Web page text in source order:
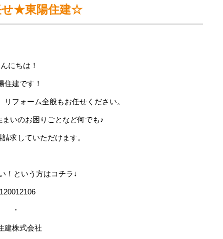
せ★東陽住建☆
にちは！
住建です！
フォーム全般もお任せください。
いのお困りごとなど何でも♪
求していただけます。
！という方はコチラ↓
・
建株式会社